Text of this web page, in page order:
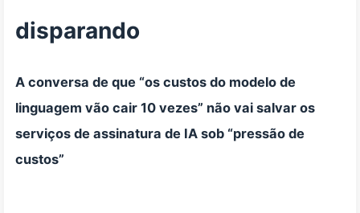
disparando
A conversa de que “os custos do modelo de
linguagem vão cair 10 vezes” não vai salvar os
serviços de assinatura de IA sob “pressão de
custos”